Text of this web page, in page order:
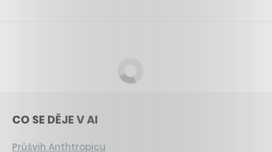
CO SE DĚJE V AI
Průšvih Anthtropicu